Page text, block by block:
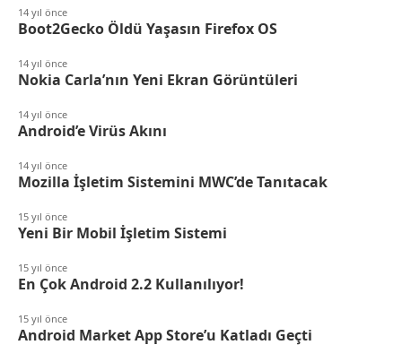
14 yıl önce
Boot2Gecko Öldü Yaşasın Firefox OS
14 yıl önce
Nokia Carla’nın Yeni Ekran Görüntüleri
14 yıl önce
Android’e Virüs Akını
14 yıl önce
Mozilla İşletim Sistemini MWC’de Tanıtacak
15 yıl önce
Yeni Bir Mobil İşletim Sistemi
15 yıl önce
En Çok Android 2.2 Kullanılıyor!
15 yıl önce
Android Market App Store’u Katladı Geçti